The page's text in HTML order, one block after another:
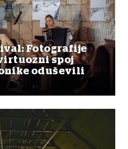
Fotografije
spoj
oduševili